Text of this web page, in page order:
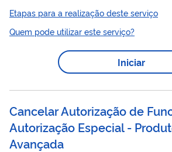
manutenção; (2) requerer adição ou alteração de sua
capacidade ou categoria/classe; ou (3) mudar de razão social
ou denominação social da organização.
certificado vender ou transferir seus
deve requerer uma emenda ao certificado. Clique aqui para
para acessar os...
Etapas para a realização deste serviço
Quem pode utilizar este serviço?
Iniciar
Cancelar Autorização de
Autorização Especial -
Avançada